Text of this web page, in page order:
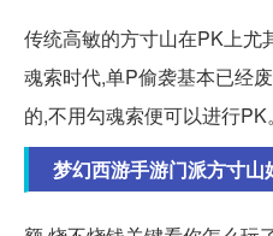
传统高敏的方寸山在PK上尤
魂索时代,单P偷袭基本已经
的,不用勾魂索便可以进行PK
梦幻西游手游门派方寸山